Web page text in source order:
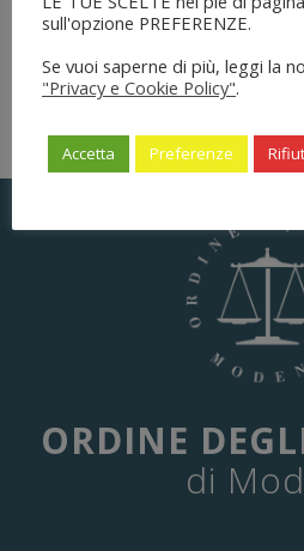
Dell’ordinamento
ORDINE
di
sull'opzione PREFERENZE.
Se vuoi saperne di più, leggi la
"Privacy e Cookie Policy".
Accetta Preferenze